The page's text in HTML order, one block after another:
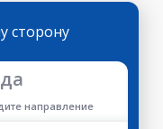
сторону
направление